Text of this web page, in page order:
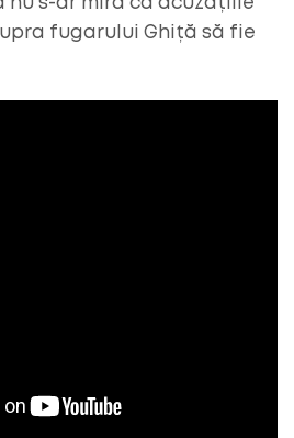
nu s-ar mira ca acuzațiile
fugarului Ghiță să fie